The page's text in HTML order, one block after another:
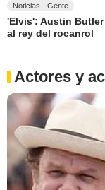
Noticias - Gente
'Elvis': Austin
al rey del rocanrol
Actores y